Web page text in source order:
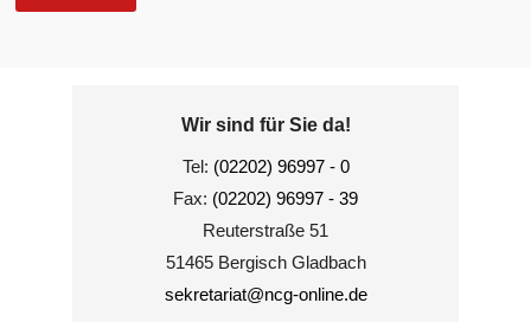
Wir sind für Sie da!
Tel: (02202) 96997 - 0
Fax: (02202) 96997 - 39
Reuterstraße 51
51465 Bergisch Gladbach
sekretariat@ncg-online.de